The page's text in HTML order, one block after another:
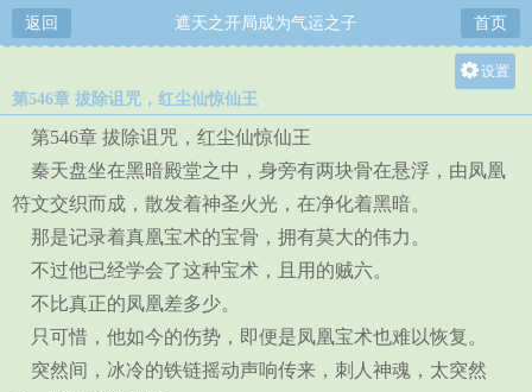
返回 遮天之开局成为气运之子 首页
设置
中
第546章 拔除诅咒，红尘仙惊仙王
第546章 拔除诅咒，红尘仙惊仙王
秦天盘坐在黑暗殿堂之中，身旁有两块骨在悬浮，由凤凰
符文交织而成，散发着神圣火光，在净化着黑暗。
那是记录着真凰宝术的宝骨，拥有莫大的伟力。
不过他已经学会了这种宝术，且用的贼六。
不比真正的凤凰差多少。
只可惜，他如今的伤势，即便是凤凰宝术也难以恢复。
突然间，冰冷的铁链摇动声响传来，刺人神魂，太突然